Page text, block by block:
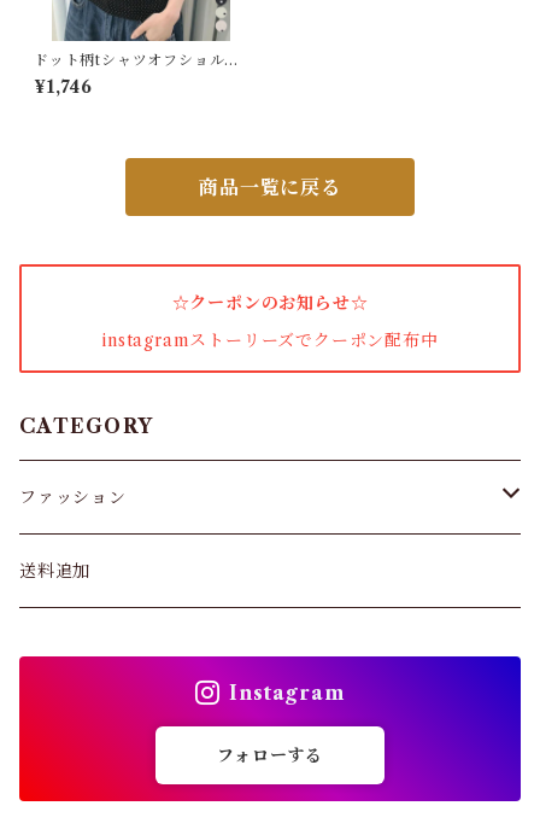
ワンピース・セットアップ
女性下着・靴下
着圧ソックス
ショーツ
ガードル・ウエストニッパー
ドット柄tシャツオフショルダ
ートップス夏
¥1,746
商品一覧に戻る
☆クーポンのお知らせ☆
instagramストーリーズでクーポン配布中
CATEGORY
ファッション
パンツ&スカート
送料追加
Instagram
フォローする